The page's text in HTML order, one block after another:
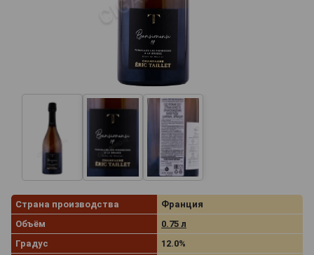
Страна производства
Франция
Объём
0.75 л
Градус
12.0%